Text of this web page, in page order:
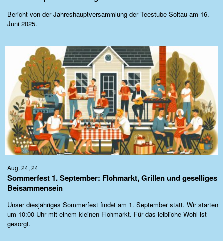
Bericht von der Jahreshauptversammlung der Teestube-Soltau am 16.
Juni 2025.
Aug. 24, 24
Sommerfest 1. September: Flohmarkt, Grillen und geselliges
Beisammensein
Unser diesjähriges Sommerfest findet am 1. September statt. Wir starten
um 10:00 Uhr mit einem kleinen Flohmarkt. Für das leibliche Wohl ist
gesorgt.